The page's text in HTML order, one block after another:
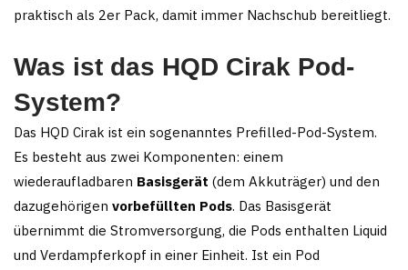
praktisch als 2er Pack, damit immer Nachschub bereitliegt.
Was ist das HQD Cirak Pod-
System?
Das HQD Cirak ist ein sogenanntes Prefilled-Pod-System.
Es besteht aus zwei Komponenten: einem
wiederaufladbaren Basisgerät (dem Akkuträger) und den
dazugehörigen vorbefüllten Pods. Das Basisgerät
übernimmt die Stromversorgung, die Pods enthalten Liquid
und Verdampferkopf in einer Einheit. Ist ein Pod